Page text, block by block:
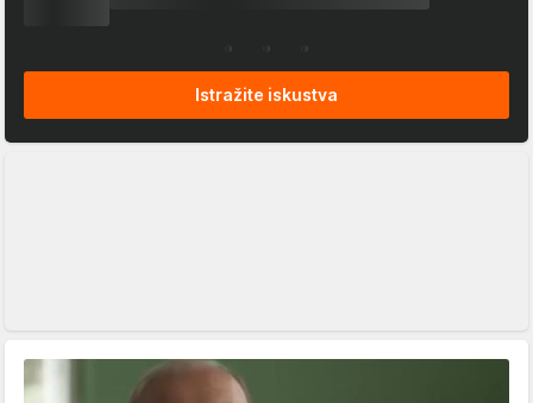
Istražite iskustva